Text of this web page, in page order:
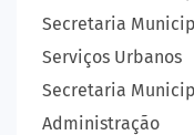
Secretaria
Serviços Urbanos
Secretaria
Administração